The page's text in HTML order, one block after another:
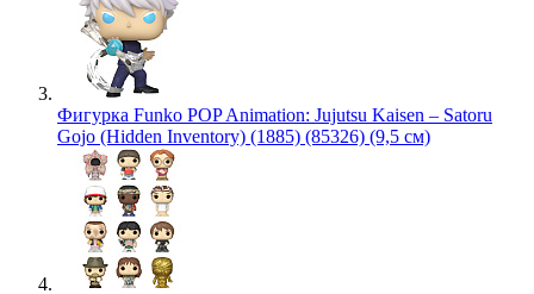
Фигурка Funko POP Animation: Jujutsu Kaisen – Satoru
Gojo (Hidden Inventory) (1885) (85326) (9,5 см)